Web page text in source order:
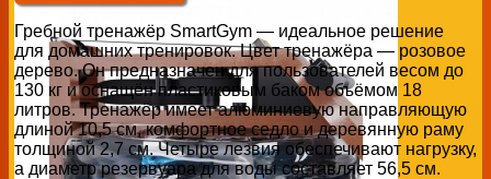
Гребной тренажёр SmartGym — идеальное решение
для домашних тренировок. Цвет тренажёра — розовое
дерево. Он предназначен для пользователей весом до
130 кг и оснащён пластиковым баком объёмом 18
литров. Тренажёр имеет алюминиевую направляющую
длиной 10,5 см, комфортное седло и деревянную раму
толщиной 2,7 см. Четыре лезвия обеспечивают нагрузку,
а диаметр резервуара для воды составляет 56,5 см.